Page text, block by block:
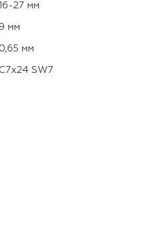
16-27 мм
9 мм
0,65 мм
C7x24 SW7